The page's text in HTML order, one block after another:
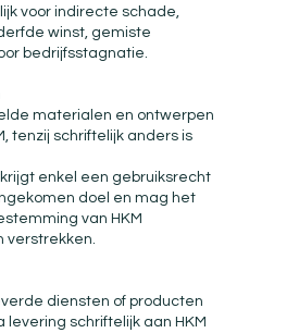
voor indirecte schade,
winst, gemiste
bedrijfsstagnatie.
materialen en ontwerpen
tenzij schriftelijk anders is
enkel een gebruiksrecht
doel en mag het
van HKM
verstrekken.
diensten of producten
levering schriftelijk aan HKM